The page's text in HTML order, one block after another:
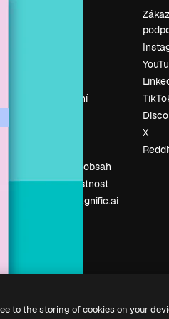
vyhledávání
Prodávejte obsah
Tisková místnost
Hledáte magnific.ai
X
to the storing of cookies on your